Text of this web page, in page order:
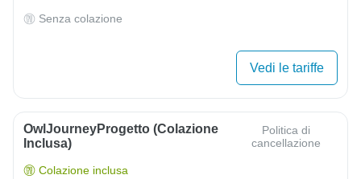
Senza colazione
Vedi le tariffe
OwlJourneyProgetto (colazione
Inclusa)
Politica di
cancellazione
Colazione inclusa